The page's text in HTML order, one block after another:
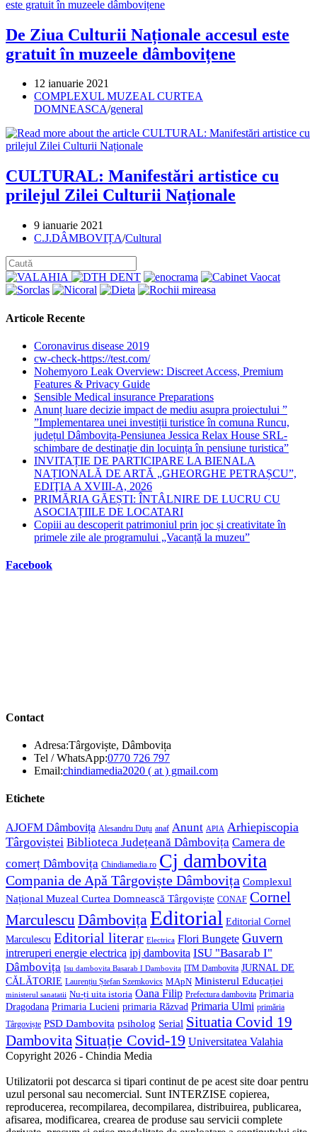
De Ziua Culturii Naționale accesul este
gratuit în muzeele dâmbovițene
Post
published:
12 ianuarie 2021
Post
category:
COMPLEXUL MUZEAL CURTEA
DOMNEASCA/general
CULTURAL: Manifestări artistice cu
prilejul Zilei Culturii Naționale
Post
published:
9 ianuarie 2021
Post
C.J.DÂMBOVIȚA/Cultural
Articole Recente
Coronavirus disease 2019
cw-check-https://test.com/
Nohemyoro Leak Overview: Discreet Access, Premium
Features & Privacy Guide
Sensible Medical insurance Preparations
Anunț luare decizie impact de mediu asupra proiectului ”
”Implementarea unei investiții turistice în comuna Runcu,
județul Dâmbovița-Pensiunea Jessica Relax House SRL-
schimbare de destinație din locuința în pensiune turistica”
INVITAȚIE DE PARTICIPARE LA BIENALA
NAȚIONALĂ DE ARTĂ „GHEORGHE PETRAȘCU”,
EDIŢIA A XVIII-A, 2026
PRIMĂRIA GĂEȘTI: ÎNTÂLNIRE DE LUCRU CU
ASOCIAȚIILE DE LOCATARI
Copiii au descoperit patrimoniul prin joc și creativitate în
primele zile ale programului „Vacanță la muzeu”
Facebook
Contact
Adresa:Târgoviște, Dâmbovița
Tel / WhatsApp:0770 726 797Opens
in
Email:chindiamedia2020 ( at ) gmail.comOpens
Etichete
AJOFM Dâmbovița Alesandru Duțu anaf Anunt APIA Arhiepiscopia
Târgoviștei Biblioteca Județeană Dâmbovița Camera de
comerț Dâmbovița Chindiamedia.ro Cj dambovita
Compania de Apă Târgoviște Dâmbovița Complexul
Național Muzeal Curtea Domnească Târgoviște CONAF Cornel
Marculescu DâmbovițaEditorial Editorial Cornel
Marculescu Editorial literar Electrica Flori Bungete Guvern
intreruperi energie electrica ipj dambovita ISU "Basarab I"
Dâmbovița Isu dambovita Basarab I Dambovita ITM Dambovita JURNAL DE
CĂLĂTORIE Laurențiu Ștefan Szemkovics MApN Ministerul Educației
ministerul sanatatii Nu-ți uita istoria Oana Filip Prefectura dambovita Primaria
Dragodana Primaria Lucieni primaria Răzvad Primaria Ulmi primăria
Târgoviște PSD Dambovita psiholog Serial Situatia Covid 19
Dambovita Situație Covid-19 Universitatea Valahia
Copyright 2026 - Chindia Media
Utilizatorii pot descarca si tipari continut de pe acest site doar pentru
uzul personal sau necomercial. Sunt INTERZISE copierea,
reproducerea, recompilarea, decompilarea, distribuirea, publicarea,
afisarea, modificarea, crearea de produse sau servicii complete